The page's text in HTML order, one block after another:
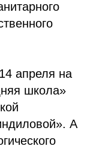
апреля на
школа»
А